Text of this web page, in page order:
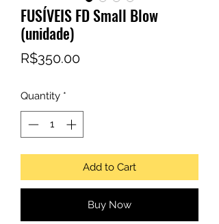
FUSÍVEIS FD Small Blow
(unidade)
R$350.00Price
Quantity *
Add to Cart
Buy Now